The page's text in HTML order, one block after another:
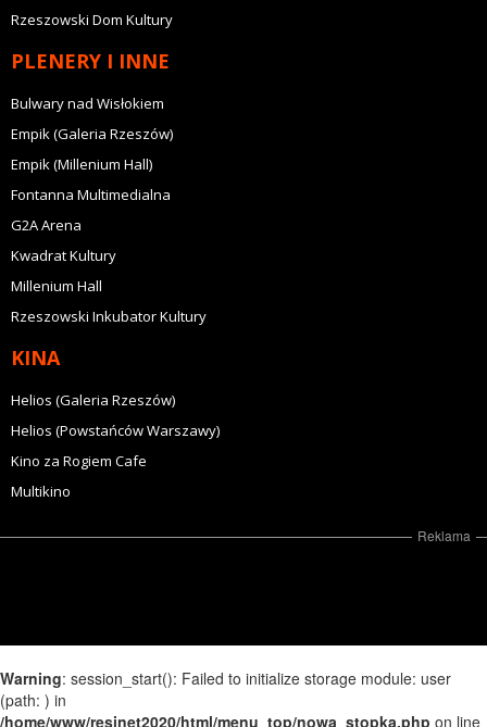
Rzeszowski Dom Kultury
PLENERY I INNE
Bulwary nad Wisłokiem
Empik (Galeria Rzeszów)
Empik (Millenium Hall)
Fontanna Multimedialna
G2A Arena
Kwadrat Kultury
Millenium Hall
Rzeszowski Inkubator Kultury
KINA
Helios (Galeria Rzeszów)
Helios (Powstańców Warszawy)
Kino za Rogiem Cafe
Multikino
Reklama
Warning: session_start(): Failed to initialize storage module: user
(path: ) in
/home/www/resinet2020/html/menu_top/nowa_stopka.php on line